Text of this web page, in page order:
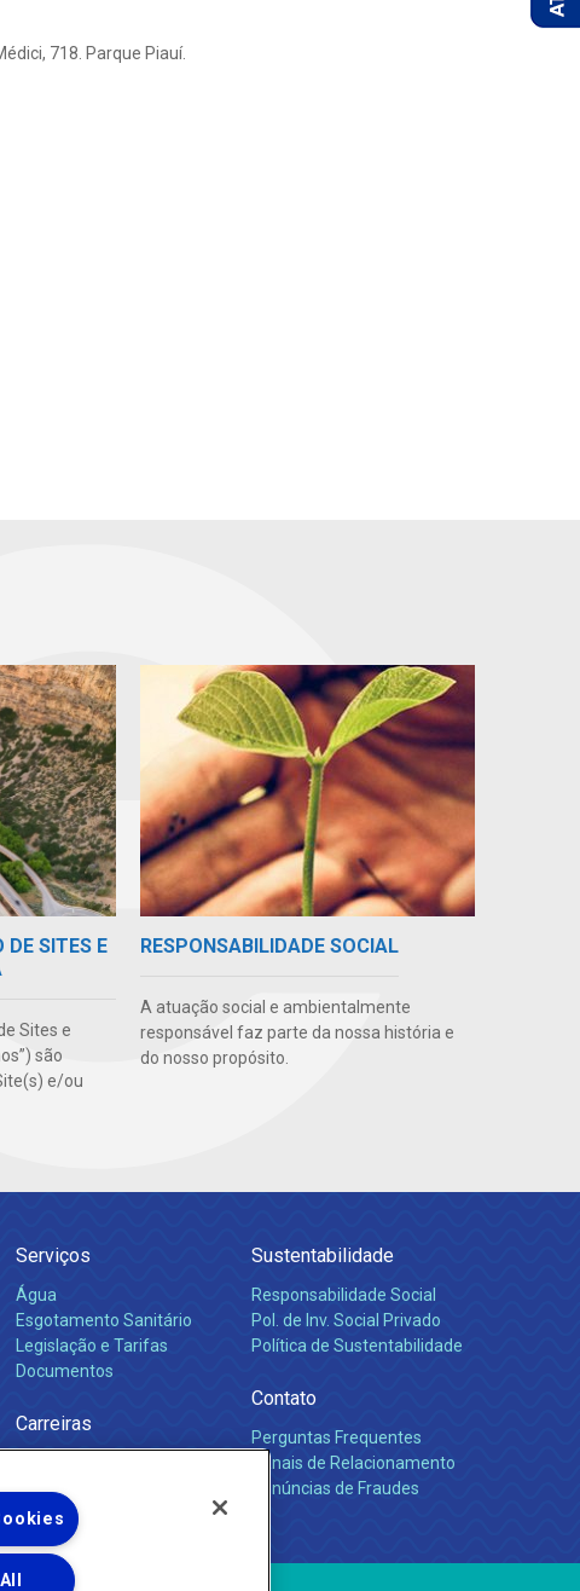
718. Parque Piauí.
DE SITES E
Sites e
são
e/ou
RESPONSABILIDADE SOCIAL
A atuação social e ambientalmente
responsável faz parte da nossa história e
do nosso propósito.
Serviços
Água
Esgotamento Sanitário
Legislação e Tarifas
Documentos
Carreiras
Sustentabilidade
Responsabilidade Social
Pol. de Inv. Social Privado
Política de Sustentabilidade
Contato
Perguntas Frequentes
Canais de Relacionamento
Denúncias de Fraudes